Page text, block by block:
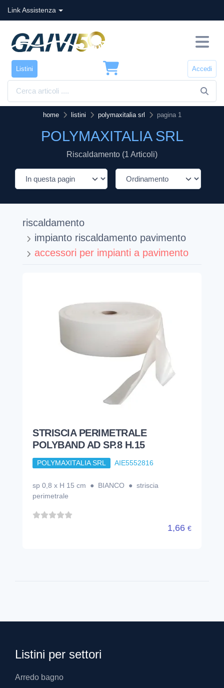
Link Assistenza
Listini Accedi
home listini polymaxitalia srl pagina 1
POLYMAXITALIA SRL
Riscaldamento (1 Articoli)
riscaldamento
impianto riscaldamento pavimento
accessori per impianti a pavimento
STRISCIA PERIMETRALE
POLYBAND AD SP.8 H.15
POLYMAXITALIA SRL AIE5552816
sp 0,8 x H 15 cm ● BIANCO ● striscia
perimetrale
1,66 €
Listini per settori
Arredo bagno